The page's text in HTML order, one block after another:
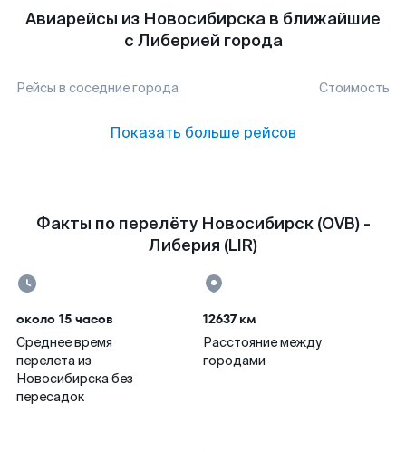
Авиарейсы из Новосибирска в ближайшие
с Либерией города
Рейсы в соседние города Стоимость
Показать больше рейсов
Факты по перелёту Новосибирск (OVB) -
Либерия (LIR)
около 15 часов
Среднее время
перелета из
Новосибирска без
пересадок
12637 км
Расстояние между
городами